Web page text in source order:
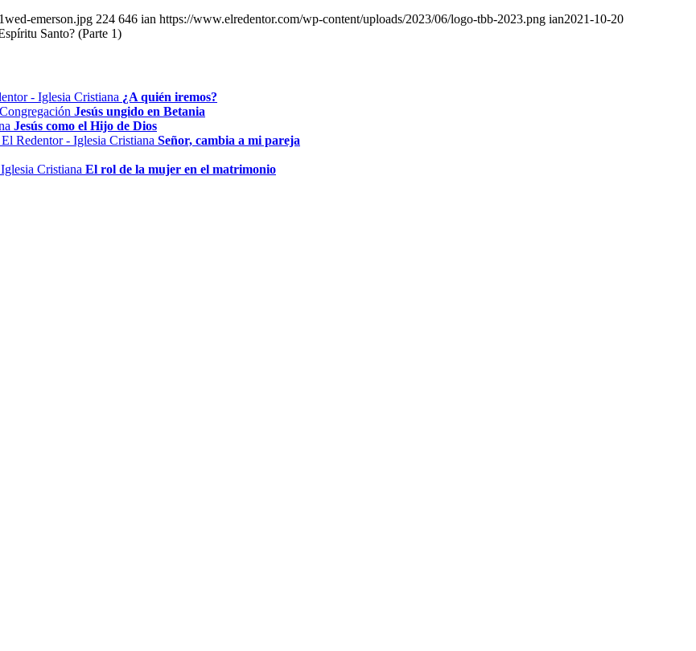
emerson.jpg 224 646 ian https://www.elredentor.com/wp-content/uploads/2023/06/logo-tbb-2023.png ian2021-10-20
Santo? (Parte 1)
¿A quién iremos?
Jesús ungido en Betania
Jesús como el Hijo de Dios
Señor, cambia a mi pareja
El rol de la mujer en el matrimonio